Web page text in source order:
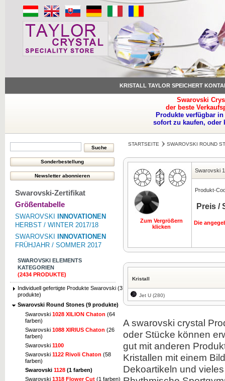
KRISTALL TAYLOR SPEICHERT
Swarovski
der beste
Produkte verfügbar
sofort zu kaufen, oder
Swarovski-Zertifikat
Größentabelle
SWAROVSKI
INNOVATIONEN
HERBST / WINTER 2017/18
SWAROVSKI
INNOVATIONEN
FRÜHJAHR / SOMMER 2017
SWAROVSKI ELEMENTS
KATEGORIEN
(2434 PRODUKTE)
Individuell gefertigte Produkte Swarovski (3
produkte)
Swarovski Round Stones (9 produkte)
Swarovski 1028 XILION Chaton (64
farben)
Swarovski 1088 XIRIUS Chaton (26
farben)
Swarovski 1100
Swarovski 1122 Rivoli Chaton (58
farben)
Swarovski 1128 (1 farben)
Swarovski 1318 Flower Cut (1 farben)
STARTSEITE SWAROVSKI ROUND
Zum Vergrößern
klicken
Swarovski
Produkt-
Preis /
Die
Kristall
Jet U (280)
A swarovski crystal
oder Stücke können
gut mit anderen
Kristallen mit einem
Dekoartikeln und